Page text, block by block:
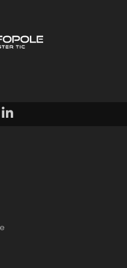
nous sur Facebook
Voir notre profil LinkedIn